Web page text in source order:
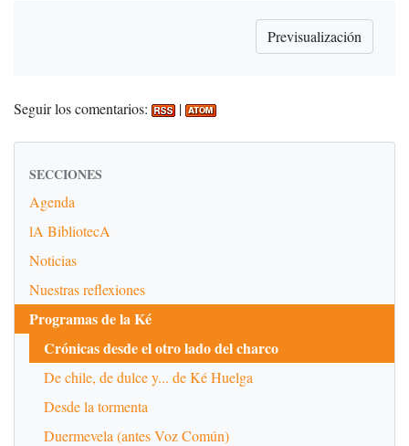
Seguir los comentarios: |
SECCIONES
Agenda
lA BibliotecA
Noticias
Nuestras reflexiones
Programas de la Ké
Crónicas desde el otro lado del charco
De chile, de dulce y... de Ké Huelga
Desde la tormenta
Duermevela (antes Voz Común)